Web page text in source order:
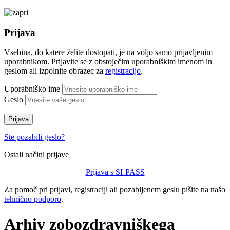
Prijava
Vsebina, do katere želite dostopati, je na voljo samo prijavljenim
uporabnikom. Prijavite se z obstoječim uporabniškim imenom in
geslom ali izpolnite obrazec za registracijo.
Uporabniško ime
Geslo
Prijava
Ste pozabili geslo?
Ostali načini prijave
Prijava s SI-PASS
Za pomoč pri prijavi, registraciji ali pozabljenem geslu pišite na našo
tehnično podporo.
Arhiv zobozdravniškega